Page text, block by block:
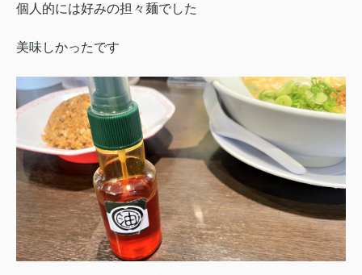
個人的には好みの担々麺でした
美味しかったです